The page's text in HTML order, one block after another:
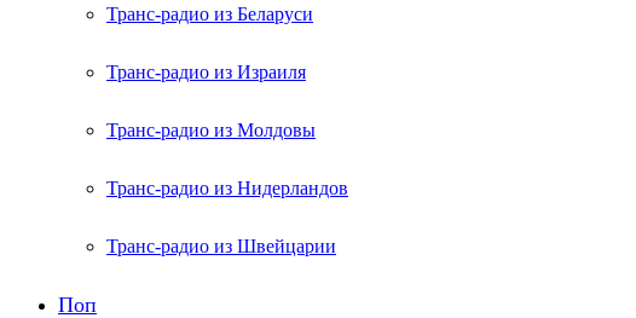
Транс-радио из Беларуси
Транс-радио из Израиля
Транс-радио из Молдовы
Транс-радио из Нидерландов
Транс-радио из Швейцарии
Поп